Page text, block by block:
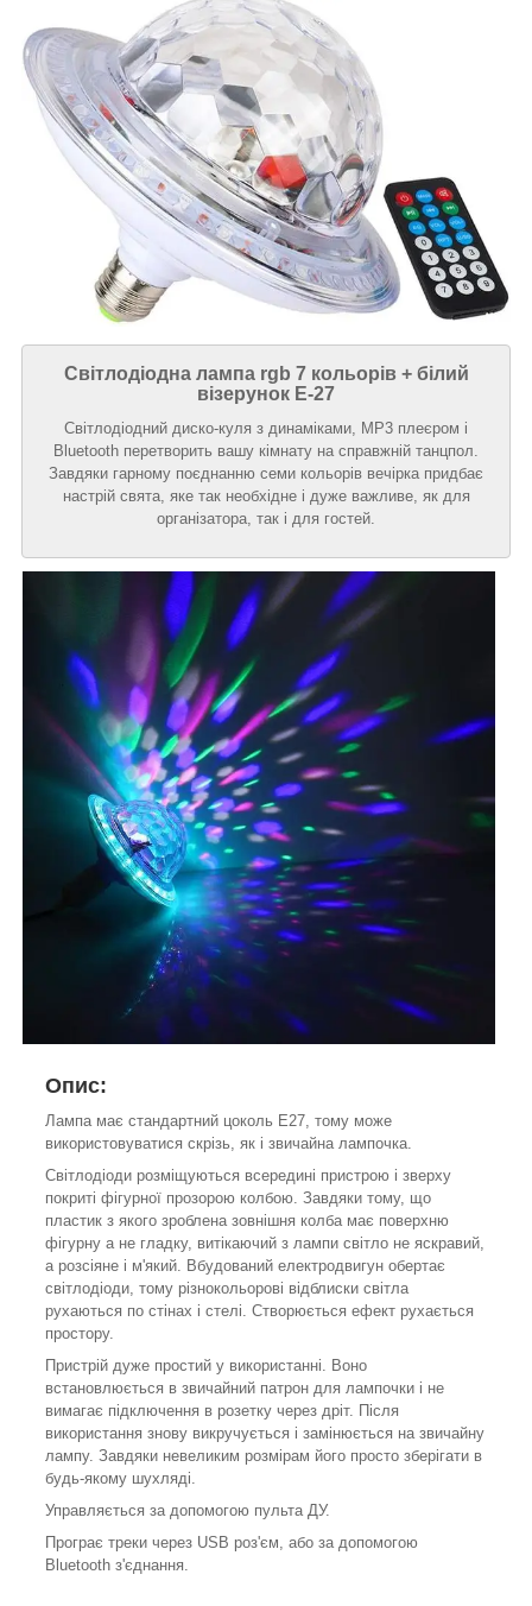
Світлодіодна лампа rgb 7 кольорів + білий
візерунок Е-27
Світлодіодний диско-куля з динаміками, MP3 плеєром і
Bluetooth перетворить вашу кімнату на справжній танцпол.
Завдяки гарному поєднанню семи кольорів вечірка придбає
настрій свята, яке так необхідне і дуже важливе, як для
організатора, так і для гостей.
Опис:
Лампа має стандартний цоколь E27, тому може
використовуватися скрізь, як і звичайна лампочка.
Світлодіоди розміщуються всередині пристрою і зверху
покриті фігурної прозорою колбою. Завдяки тому, що
пластик з якого зроблена зовнішня колба має поверхню
фігурну а не гладку, витікаючий з лампи світло не яскравий,
а розсіяне і м'який. Вбудований електродвигун обертає
світлодіоди, тому різнокольорові відблиски світла
рухаються по стінах і стелі. Створюється ефект рухається
простору.
Пристрій дуже простий у використанні. Воно
встановлюється в звичайний патрон для лампочки і не
вимагає підключення в розетку через дріт. Після
використання знову викручується і замінюється на звичайну
лампу. Завдяки невеликим розмірам його просто зберігати в
будь-якому шухляді.
Управляється за допомогою пульта ДУ.
Програє треки через USB роз'єм, або за допомогою
Bluetooth з'єднання.